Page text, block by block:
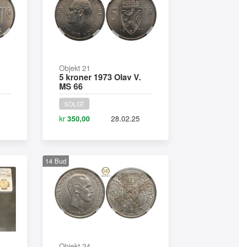
Objekt 21
5 kroner 1973 Olav V.
MS 66
SOLGT
kr 350,00 28.02.25
14 Bud